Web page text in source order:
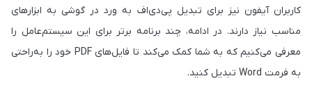
کاربران آیفون نیز برای تبدیل پی‌دی‌اف به ورد در گوشی به ابزارهای
مناسب نیاز دارند. در ادامه، چند برنامه برتر برای این سیستم‌عامل را
معرفی می‌کنیم که به شما کمک می‌کند تا فایل‌های PDF خود را به‌راحتی
به فرمت Word تبدیل کنید.